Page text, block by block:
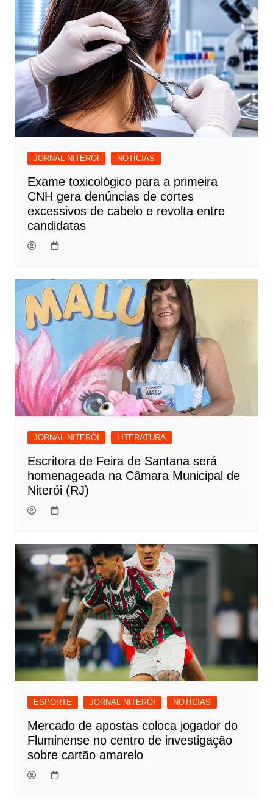
JORNAL NITERÓI NOTÍCIAS
Exame toxicológico para a primeira
CNH gera denúncias de cortes
excessivos de cabelo e revolta entre
candidatas
JORNAL NITERÓI LITERATURA
Escritora de Feira de Santana será
homenageada na Câmara Municipal de
Niterói (RJ)
ESPORTE JORNAL NITERÓI NOTÍCIAS
Mercado de apostas coloca jogador do
Fluminense no centro de investigação
sobre cartão amarelo